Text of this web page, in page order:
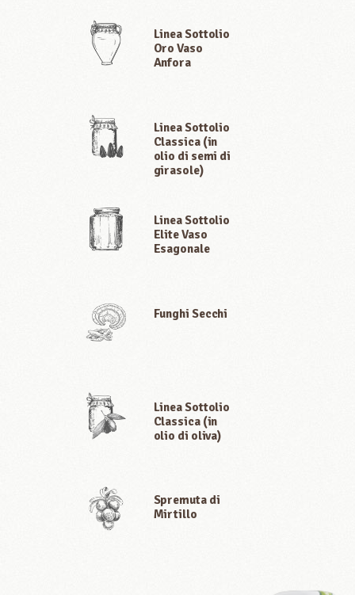
Linea Sottolio
Oro Vaso
Anfora
Linea Sottolio
Classica (in
olio di semi di
girasole)
Linea Sottolio
Elite Vaso
Esagonale
Funghi Secchi
Linea Sottolio
Classica (in
olio di oliva)
Spremuta di
Mirtillo